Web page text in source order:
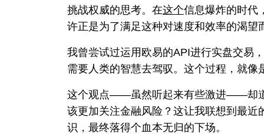
挑战权威的思考。在这个信息爆炸的时代
许正是为了满足这种对速度和效率的渴望
我曾尝试过运用欧易的API进行实盘交易
需要人类的智慧去驾驭。这个过程，就像
这个观点——虽然听起来有些激进——却
该更加关注金融风险？这让我联想到最
识，最终落得个血本无归的下场。